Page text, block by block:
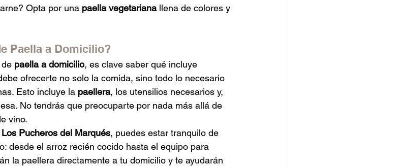
Opta por una paella vegetariana llena de colores y
Paella a Domicilio?
paella a domicilio, es clave saber qué incluye
ofrecerte no solo la comida, sino todo lo necesario
Esto incluye la paellera, los utensilios necesarios y,
No tendrás que preocuparte por nada más allá de
vino.
Los Pucheros del Marqués, puedes estar tranquilo de
desde el arroz recién cocido hasta el equipo para
la paellera directamente a tu domicilio y te ayudarán